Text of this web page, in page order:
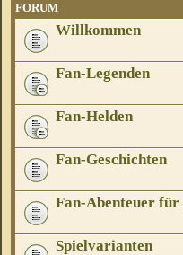
FORUM
Willkommen
Fan-Legenden
Fan-Helden
Fan-Geschichten
Fan-Abenteuer
Spielvarianten